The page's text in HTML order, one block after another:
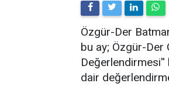
​Özgür-Der
bu ay; Özgür-Der
Değerlendirmesi''
dair